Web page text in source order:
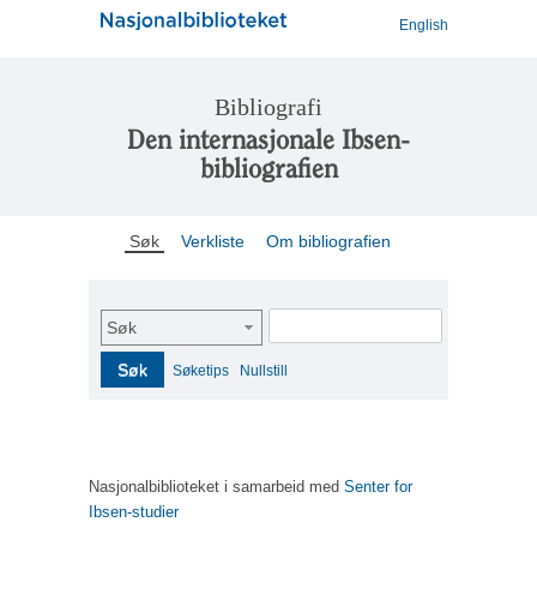
English
Bibliografi
Den internasjonale Ibsen-
bibliografien
Søk Verkliste Om bibliografien
Søk
Søk Søketips Nullstill
Nasjonalbiblioteket i samarbeid med Senter for
Ibsen-studier